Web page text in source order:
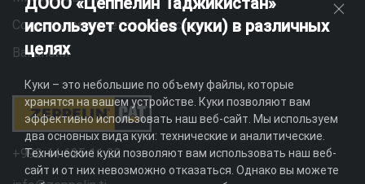
Социальная ответственность
Вакансии
+992 44 625 11 22
использует cookies (куки) в различных
целях
Куки – это небольшие по объему файлы, которые
хранятся на вашем устройстве. Куки позволяют вам
эффективно использовать наш веб-сайт. Мы используем
два основных вида куки: технические и аналитические.
Технические куки позволяют вам использовать наш веб-
сайт и от них невозможно отказаться. Однако вы можете